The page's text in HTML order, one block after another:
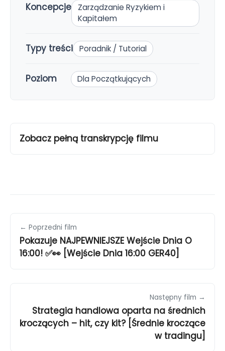
Koncepcje
Zarządzanie Ryzykiem i
Kapitałem
Typy treści Poradnik / Tutorial
Poziom Dla Początkujących
Zobacz pełną transkrypcję filmu
← Poprzedni film
Pokazuje NAJPEWNIEJSZE Wejście Dnia O
16:00! ✅👀 [Wejście Dnia 16:00 GER40]
Następny film →
Strategia handlowa oparta na średnich
kroczących – hit, czy kit? [Średnie kroczące
w tradingu]